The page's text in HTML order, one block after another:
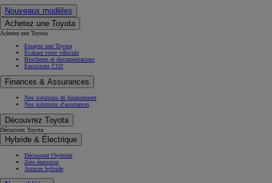
Nouveaux modèles
Achetez une Toyota
Achetez une Toyota
Essayez une Toyota
Évaluez votre véhicule
Brochures et documentations
Émissions CO2
Finances & Assurances
Nos solutions de financement
Nos solutions d'assurances
Découvrez Toyota
Découvrez Toyota
Hybride & Électrique
Découvrez l'hybride
Zéro émission
Astuces hybride